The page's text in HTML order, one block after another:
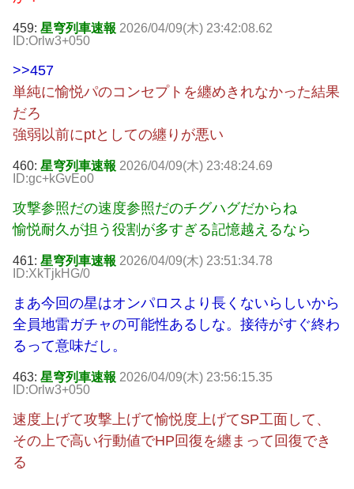
459: 星穹列車速報 2026/04/09(木) 23:42:08.62
ID:Orlw3+050
>>457
単純に愉悦パのコンセプトを纏めきれなかった結果
だろ
強弱以前にptとしての纏りが悪い
460: 星穹列車速報 2026/04/09(木) 23:48:24.69
ID:gc+kGvEo0
攻撃参照だの速度参照だのチグハグだからね
愉悦耐久が担う役割が多すぎる記憶越えるなら
461: 星穹列車速報 2026/04/09(木) 23:51:34.78
ID:XkTjkHG/0
まあ今回の星はオンパロスより長くないらしいから
全員地雷ガチャの可能性あるしな。接待がすぐ終わ
るって意味だし。
463: 星穹列車速報 2026/04/09(木) 23:56:15.35
ID:Orlw3+050
速度上げて攻撃上げて愉悦度上げてSP工面して、
その上で高い行動値でHP回復を纏まって回復でき
る